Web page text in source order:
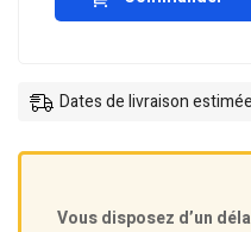
Dates de livraison
Vous disposez d’un